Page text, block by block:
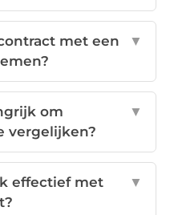
met een
▼
om
vergelijken?
▼
effectief met
▼